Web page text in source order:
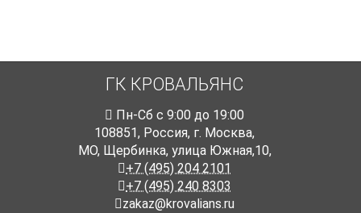
ГК КРОВАЛЬЯНС
Пн-Cб с 9:00 до 19:00
108851, Россия, г. Москва,
МО, Щербинка, улица Южная,10,
+7 (495) 204 2101
+7 (495) 240 8303
zakaz@krovalians.ru